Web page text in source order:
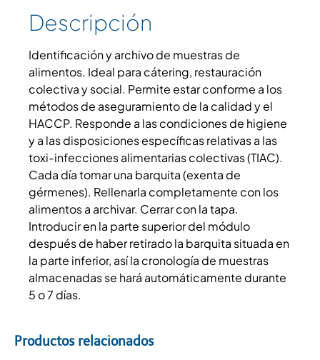
Descripción
Identificación y archivo de muestras de
alimentos. Ideal para cátering, restauración
colectiva y social. Permite estar conforme a los
métodos de aseguramiento de la calidad y el
HACCP. Responde a las condiciones de higiene
y a las disposiciones específicas relativas a las
toxi-infecciones alimentarias colectivas (TIAC).
Cada día tomar una barquita (exenta de
gérmenes). Rellenarla completamente con los
alimentos a archivar. Cerrar con la tapa.
Introducir en la parte superior del módulo
después de haber retirado la barquita situada en
la parte inferior, así la cronología de muestras
almacenadas se hará automáticamente durante
5 o 7 días.
Productos relacionados